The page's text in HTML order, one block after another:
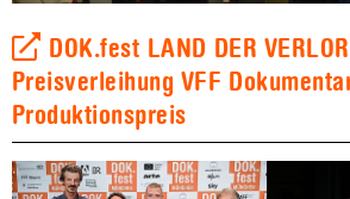
DOK.fest LAND DER
Preisverleihung VFF
Produktionspreis